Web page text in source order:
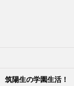
筑陽生の学園生活！